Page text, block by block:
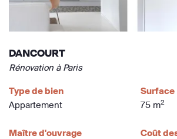
DANCOURT
Rénovation à Paris
Type de bien
Appartement
Surface
75 m2
Maître d'ouvrage
Coût